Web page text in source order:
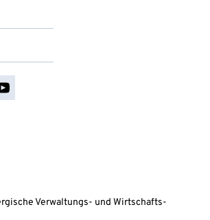
Verwaltungs- und Wirtschafts-